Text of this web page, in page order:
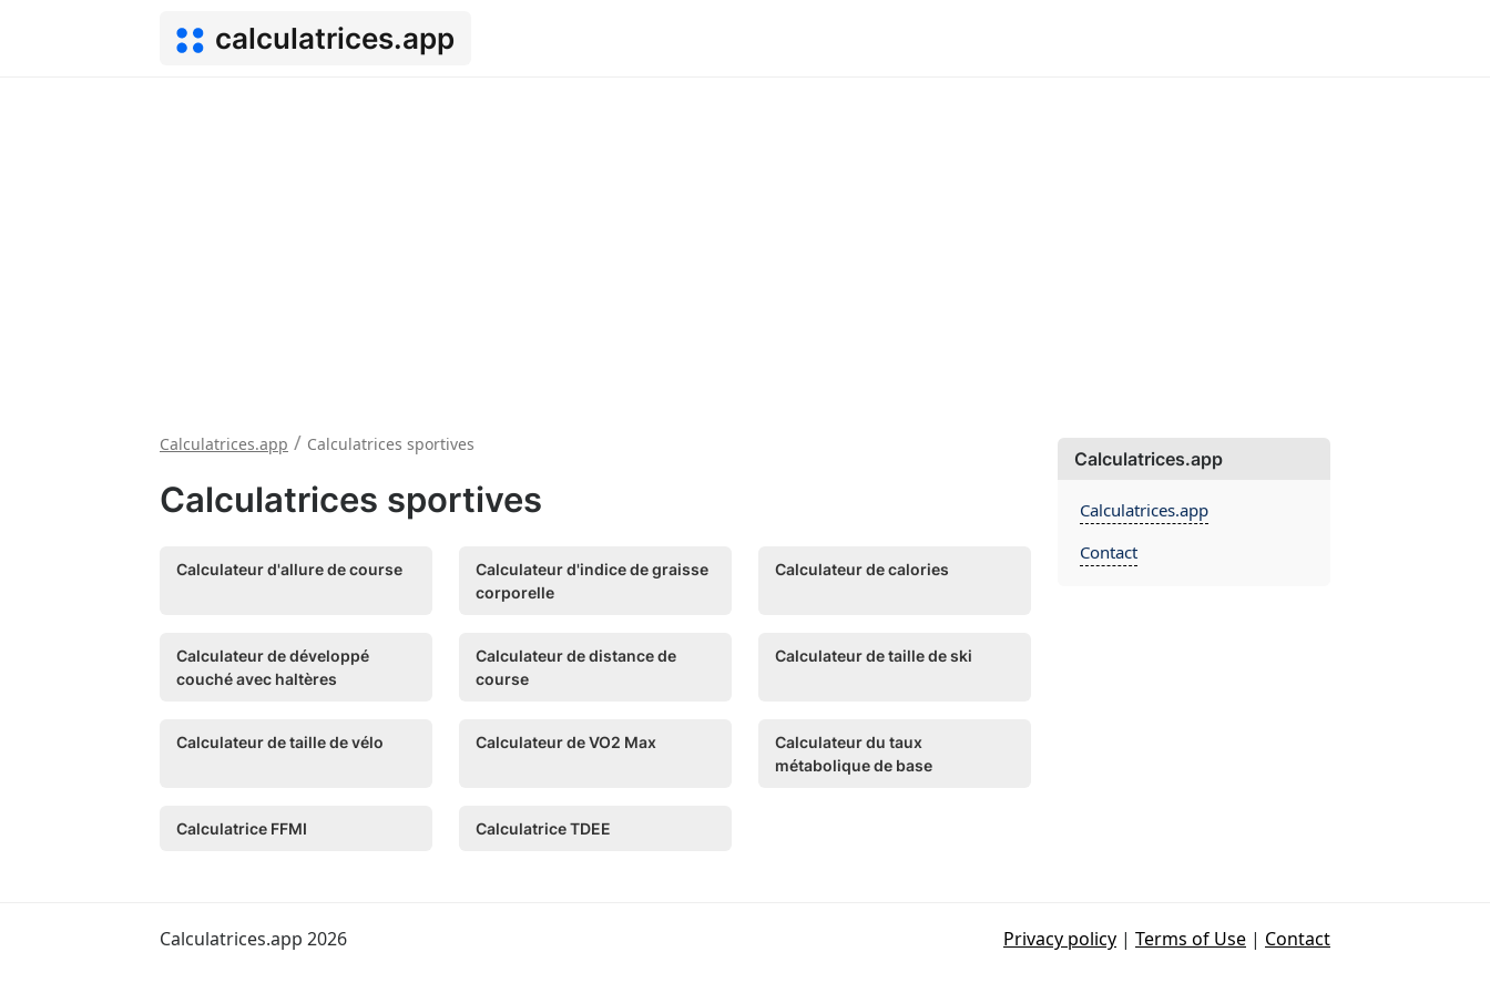
calculatrices.app
Calculatrices.app / Calculatrices sportives
Calculatrices sportives
Calculateur d'allure de course
Calculateur d'indice de graisse
corporelle
Calculateur de calories
Calculateur de développé
couché avec haltères
Calculateur de distance de
course
Calculateur de taille de ski
Calculateur de taille de vélo Calculateur de VO2 Max
Calculateur du taux
métabolique de base
Calculatrice FFMI Calculatrice TDEE
Calculatrices.app
Calculatrices.app
Contact
Calculatrices.app 2026 Privacy policy | Terms of Use | Contact